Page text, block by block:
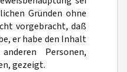
Gründen ohne
vorgebracht, daß
er habe den Inhalt
Personen,
gezeigt.